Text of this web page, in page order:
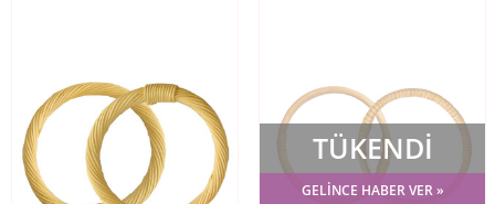
TÜKENDİ
GELİNCE HABER VER »